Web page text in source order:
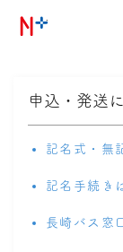
申込・発送
記名式・無
記名手続き
長崎バス窓